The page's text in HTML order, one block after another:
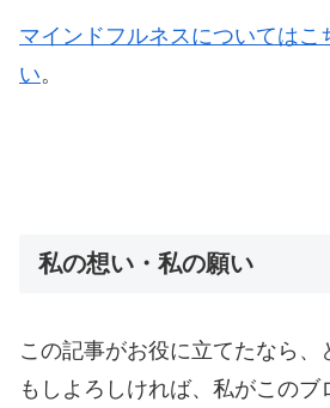
マインドフルネスについてはこ
い。
私の想い・私の願い
この記事がお役に立てたなら、
もしよろしければ、私がこのブ